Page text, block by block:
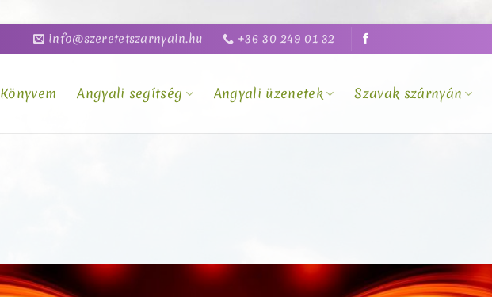
info@szeretetszarnyain.hu +36 30 249 01 32
Könyvem Angyali segítség Angyali üzenetek Szavak szárnyán